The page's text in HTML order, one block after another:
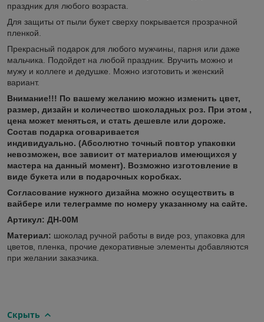
праздник для любого возраста.
Для защиты от пыли букет сверху покрывается прозрачной
пленкой.
Прекрасный подарок для любого мужчины, парня или даже
мальчика. Подойдет на любой праздник. Вручить можно и
мужу и коллеге и дедушке. Можно изготовить и женский
вариант.
Внимание!!! По вашему желанию можно изменить цвет,
размер, дизайн и количество шоколадных роз. При этом ,
цена может меняться, и стать дешевле или дороже.
Состав подарка оговаривается
индивидуально. (Абсолютно точный повтор упаковки
невозможен, все зависит от материалов имеющихся у
мастера на данный момент). Возможно изготовление в
виде букета или в подарочных коробках.
Согласование нужного дизайна можно осуществить в
вайбере или телеграмме по номеру указанному на сайте.
Артикул: ДН-00M
Материал: шоколад ручной работы в виде роз, упаковка для
цветов, пленка, прочие декоративные элементы добавляются
при желании заказчика.
Скрыть